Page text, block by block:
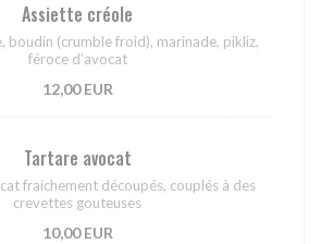
Assiette créole
boudin (crumble froid), marinade, pikliz,
féroce d’avocat
12,00 EUR
Tartare avocat
fraichement découpés, couplés à des
crevettes gouteuses
10,00 EUR